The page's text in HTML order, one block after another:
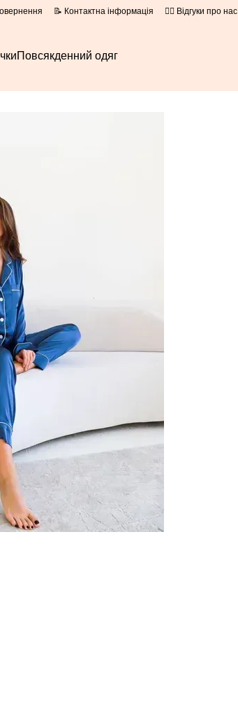
📝 Контактна інформація 👍🏻 Відгуки про нас
Повсякденний одяг